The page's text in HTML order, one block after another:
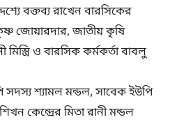
বক্তব্য রাখেন বারসিকের
জোয়ারদার, জাতীয় কৃষি
মিস্ত্রি ও বারসিক কর্মকর্তা বাবলু
শ্যামল মন্ডল, সাবেক ইউপি
কেন্দ্রের মিতা রানী মন্ডল